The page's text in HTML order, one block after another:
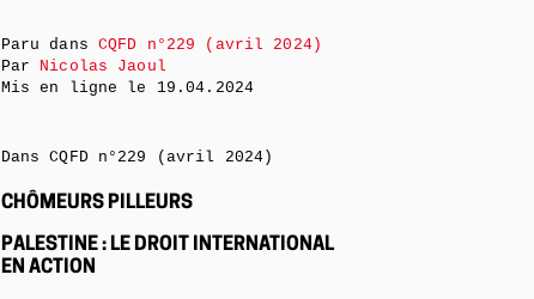
Paru dans CQFD n°229 (avril 2024)
Par Nicolas Jaoul
Mis en ligne le 19.04.2024
Dans CQFD n°229 (avril 2024)
CHÔMEURS PILLEURS
PALESTINE : LE DROIT INTERNATIONAL
EN ACTION